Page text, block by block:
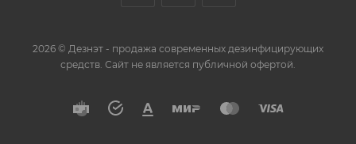
2026 © Дезнэт - продажа современных дезинфицирующих
средств. Сайт не является публичной офертой.